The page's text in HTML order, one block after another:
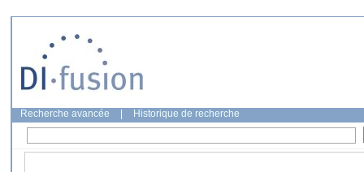
Recherche avancée Historique de recherche